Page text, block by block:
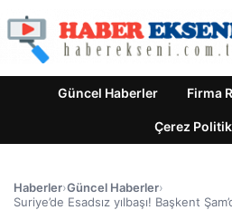
Güncel Haberler Firma
Çerez
Haberler›Güncel Haberler›
Suriye’de Esadsız yılbaşı! Başkent